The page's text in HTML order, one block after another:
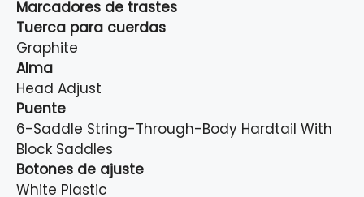
Marcadores de trastes
Tuerca para cuerdas
Graphite
Alma
Head Adjust
Puente
6-Saddle String-Through-Body Hardtail With
Block Saddles
Botones de ajuste
White Plastic